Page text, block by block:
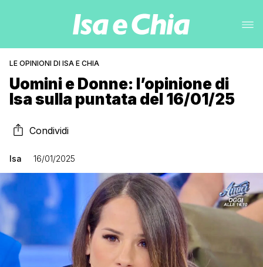
LE OPINIONI DI ISA E CHIA
Uomini e Donne: l’opinione di
Isa sulla puntata del 16/01/25
Condividi
Isa 16/01/2025